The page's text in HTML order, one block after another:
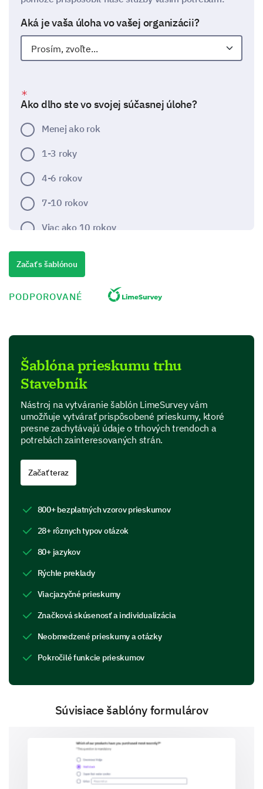
Aká je vaša úloha vo vašej organizácii?
Ako dlho ste vo svojej súčasnej úlohe?
Menej ako rok
1-3 roky
4-6 rokov
7-10 rokov
Viac ako 10 rokov
V ktorej oblasti je vaša organizácia
predovšetkým zapojená?
Zdravotná starostlivosť
Financie
Maloobchod
Vzdelávanie
Iné (prosím špecifikujte)
Vaše komentáre napíšte, prosím, sem:
Vaše postrehy budú kľúčové pri pomoci pri vývoji
Aké sú hlavné výzvy, ktorým vaša organizácia
čelí na trhu?
Dodržiavanie predpisov
Začať s šablónou
PODPOROVANÉ
Šablóna prieskumu trhu
Stavebník
Nástroj na vytváranie šablón LimeSurvey vám
umožňuje vytvárať prispôsobené prieskumy, ktoré
presne zachytávajú údaje o trhových trendoch a
potrebách zainteresovaných strán.
Začať teraz
800+ bezplatných vzorov prieskumov
28+ rôznych typov otázok
80+ jazykov
Rýchle preklady
Viacjazyčné prieskumy
Značková skúsenosť a individualizácia
Neobmedzené prieskumy a otázky
Pokročilé funkcie prieskumov
Súvisiace šablóny formulárov